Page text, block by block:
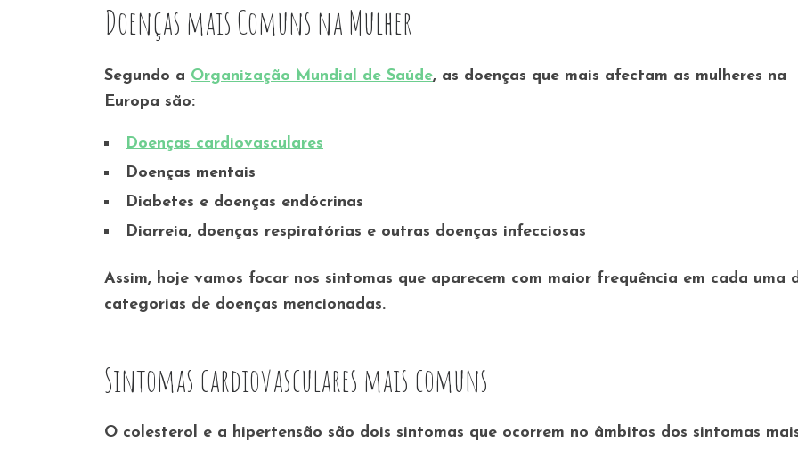
Doenças mais Comuns na Mulher
Segundo a Organização Mundial de Saúde, as doenças que mais afectam as mulheres na
Europa são:
Doenças cardiovasculares
Doenças mentais
Diabetes e doenças endócrinas
Diarreia, doenças respiratórias e outras doenças infecciosas
Assim, hoje vamos focar nos sintomas que aparecem com maior frequência em cada uma
categorias de doenças mencionadas.
Sintomas cardiovasculares mais comuns
O colesterol e a hipertensão são dois sintomas que ocorrem no âmbitos dos sintomas